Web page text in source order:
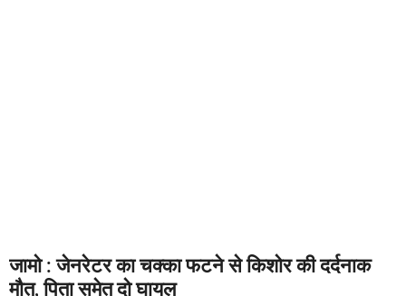
जामो : जेनरेटर का चक्का फटने से किशोर की दर्दनाक
मौत, पिता समेत दो घायल